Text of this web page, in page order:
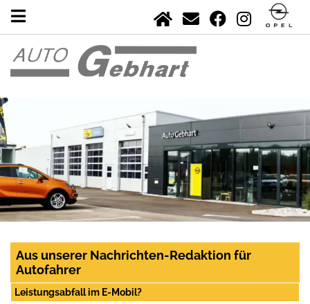
Aus unserer Nachrichten-Redaktion für
Autofahrer
Leistungsabfall im E-Mobil?